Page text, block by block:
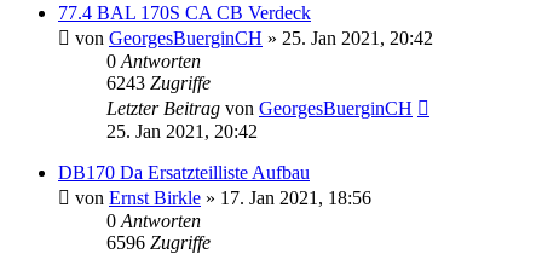
77.4 BAL 170S CA CB Verdeck
von GeorgesBuerginCH » 25. Jan 2021, 20:42
0 Antworten
6243 Zugriffe
Letzter Beitrag von GeorgesBuerginCH
25. Jan 2021, 20:42
DB170 Da Ersatzteilliste Aufbau
von Ernst Birkle » 17. Jan 2021, 18:56
0 Antworten
6596 Zugriffe